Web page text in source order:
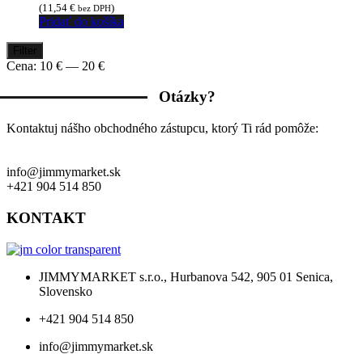
(11,54 € bez DPH)
Pridať do košíka
Minimálna
cena
Maximálna
cena
Filter
Cena: 10 € — 20 €
Otázky?
Kontaktuj nášho obchodného zástupcu, ktorý Ti rád pomôže:
info@jimmymarket.sk
+421 904 514 850
KONTAKT
JIMMYMARKET s.r.o., Hurbanova 542, 905 01 Senica,
Slovensko
+421 904 514 850
info@jimmymarket.sk